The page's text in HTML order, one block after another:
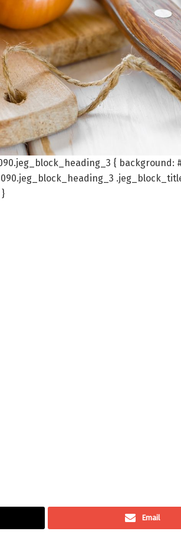
{ background:
Email